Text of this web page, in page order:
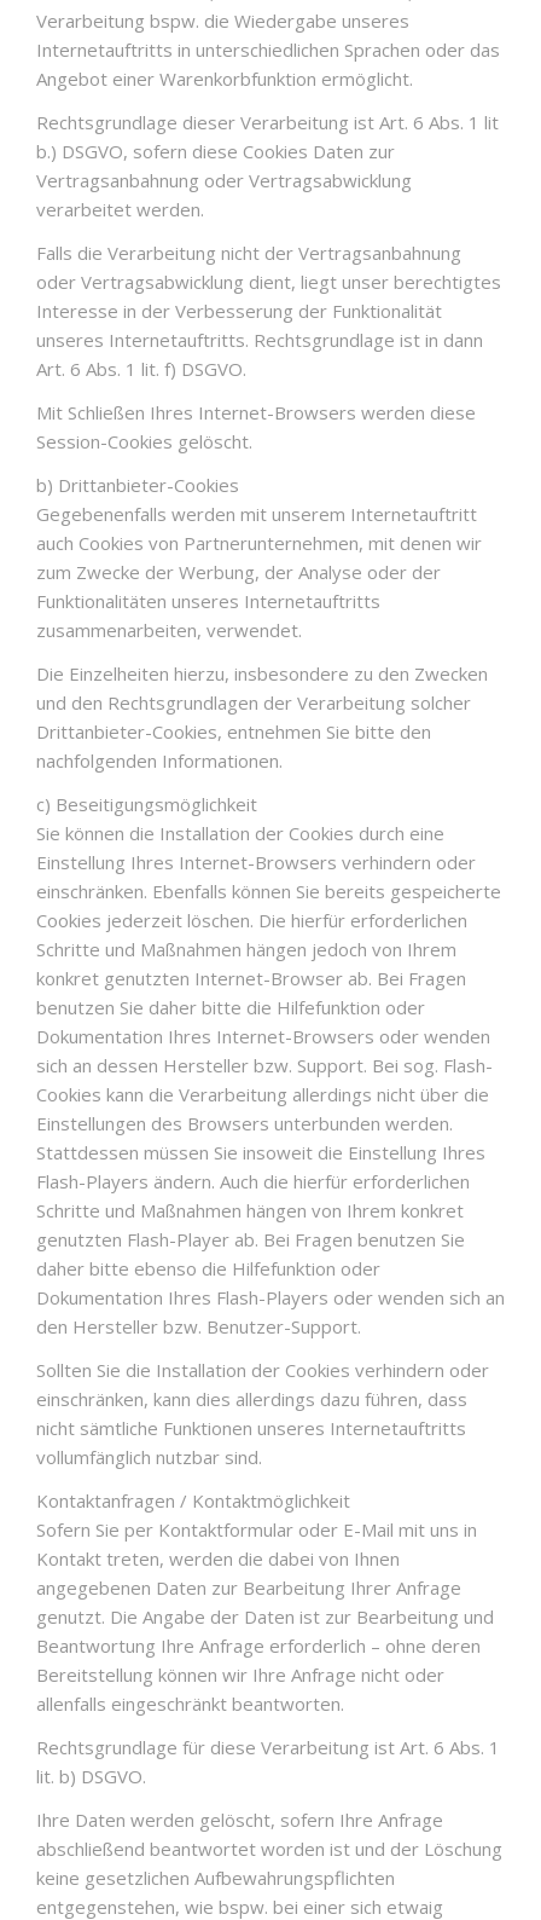
Verarbeitung bspw. die Wiedergabe unseres
Internetauftritts in unterschiedlichen Sprachen oder das
Angebot einer Warenkorbfunktion ermöglicht.
Rechtsgrundlage dieser Verarbeitung ist Art. 6 Abs. 1 lit
b.) DSGVO, sofern diese Cookies Daten zur
Vertragsanbahnung oder Vertragsabwicklung
verarbeitet werden.
Falls die Verarbeitung nicht der Vertragsanbahnung
oder Vertragsabwicklung dient, liegt unser berechtigtes
Interesse in der Verbesserung der Funktionalität
unseres Internetauftritts. Rechtsgrundlage ist in dann
Art. 6 Abs. 1 lit. f) DSGVO.
Mit Schließen Ihres Internet-Browsers werden diese
Session-Cookies gelöscht.
b) Drittanbieter-Cookies
Gegebenenfalls werden mit unserem Internetauftritt
auch Cookies von Partnerunternehmen, mit denen wir
zum Zwecke der Werbung, der Analyse oder der
Funktionalitäten unseres Internetauftritts
zusammenarbeiten, verwendet.
Die Einzelheiten hierzu, insbesondere zu den Zwecken
und den Rechtsgrundlagen der Verarbeitung solcher
Drittanbieter-Cookies, entnehmen Sie bitte den
nachfolgenden Informationen.
c) Beseitigungsmöglichkeit
Sie können die Installation der Cookies durch eine
Einstellung Ihres Internet-Browsers verhindern oder
einschränken. Ebenfalls können Sie bereits gespeicherte
Cookies jederzeit löschen. Die hierfür erforderlichen
Schritte und Maßnahmen hängen jedoch von Ihrem
konkret genutzten Internet-Browser ab. Bei Fragen
benutzen Sie daher bitte die Hilfefunktion oder
Dokumentation Ihres Internet-Browsers oder wenden
sich an dessen Hersteller bzw. Support. Bei sog. Flash-
Cookies kann die Verarbeitung allerdings nicht über die
Einstellungen des Browsers unterbunden werden.
Stattdessen müssen Sie insoweit die Einstellung Ihres
Flash-Players ändern. Auch die hierfür erforderlichen
Schritte und Maßnahmen hängen von Ihrem konkret
genutzten Flash-Player ab. Bei Fragen benutzen Sie
daher bitte ebenso die Hilfefunktion oder
Dokumentation Ihres Flash-Players oder wenden sich an
den Hersteller bzw. Benutzer-Support.
Sollten Sie die Installation der Cookies verhindern oder
einschränken, kann dies allerdings dazu führen, dass
nicht sämtliche Funktionen unseres Internetauftritts
vollumfänglich nutzbar sind.
Kontaktanfragen / Kontaktmöglichkeit
Sofern Sie per Kontaktformular oder E-Mail mit uns in
Kontakt treten, werden die dabei von Ihnen
angegebenen Daten zur Bearbeitung Ihrer Anfrage
genutzt. Die Angabe der Daten ist zur Bearbeitung und
Beantwortung Ihre Anfrage erforderlich – ohne deren
Bereitstellung können wir Ihre Anfrage nicht oder
allenfalls eingeschränkt beantworten.
Rechtsgrundlage für diese Verarbeitung ist Art. 6 Abs. 1
lit. b) DSGVO.
Ihre Daten werden gelöscht, sofern Ihre Anfrage
abschließend beantwortet worden ist und der Löschung
keine gesetzlichen Aufbewahrungspflichten
entgegenstehen, wie bspw. bei einer sich etwaig